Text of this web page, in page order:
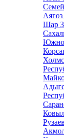
Семей
Аягоз
Шар 3